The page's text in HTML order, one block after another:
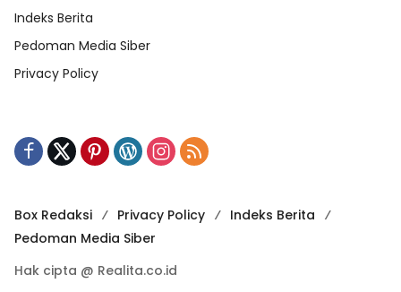
Indeks Berita
Pedoman Media Siber
Privacy Policy
Box Redaksi Privacy Policy
Indeks Berita
Pedoman Media Siber
Hak cipta @ Realita.co.id